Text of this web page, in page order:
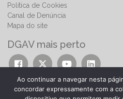
Política de Cookies
Canal de Denúncia
Mapa do site
DGAV mais perto
Ao continuar a navegar nesta
concordar expressamente com a